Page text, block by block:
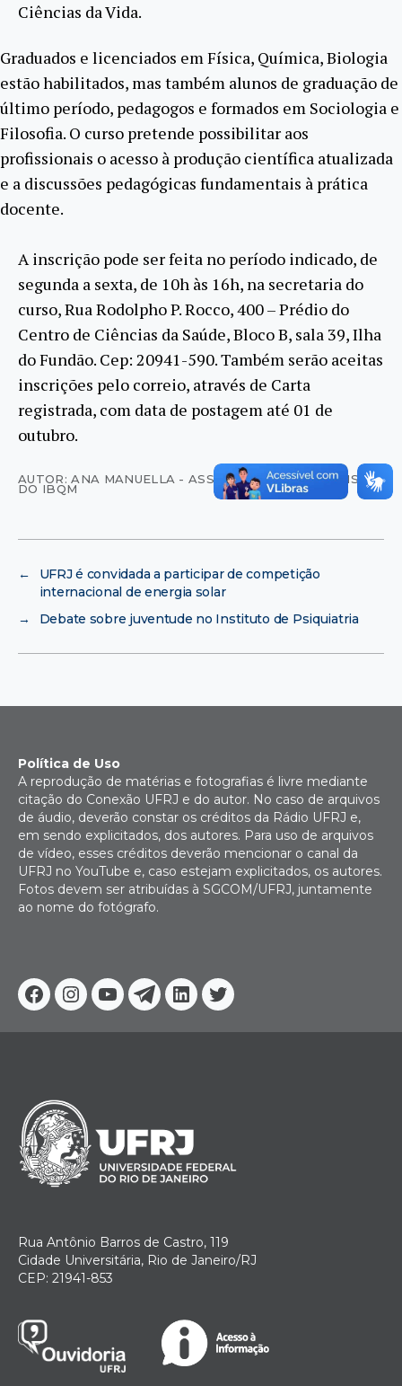
Ciências da Vida.
Graduados e licenciados em Física, Química, Biologia
estão habilitados, mas também alunos de graduação de
último período, pedagogos e formados em Sociologia e
Filosofia. O curso pretende possibilitar aos
profissionais o acesso à produção científica atualizada
e a discussões pedagógicas fundamentais à prática
docente.
A inscrição pode ser feita no período indicado, de
segunda a sexta, de 10h às 16h, na secretaria do
curso, Rua Rodolpho P. Rocco, 400 – Prédio do
Centro de Ciências da Saúde, Bloco B, sala 39, Ilha
do Fundão. Cep: 20941-590. Também serão aceitas
inscrições pelo correio, através de Carta
registrada, com data de postagem até 01 de
outubro.
AUTOR: ANA MANUELLA - ASSESSORIA DE IMPRENSA
DO IBQM
←
UFRJ é convidada a participar de competição
internacional de energia solar
→
Debate sobre juventude no Instituto de Psiquiatria
Facebook
Instagram
YoutubeTelegram
Linkedin
Twitter
Política de Uso
A reprodução de matérias e fotografias é livre mediante
citação do Conexão UFRJ e do autor. No caso de arquivos
de áudio, deverão constar os créditos da Rádio UFRJ e,
em sendo explicitados, dos autores. Para uso de arquivos
de vídeo, esses créditos deverão mencionar o canal da
UFRJ no YouTube e, caso estejam explicitados, os autores.
Fotos devem ser atribuídas à SGCOM/UFRJ, juntamente
ao nome do fotógrafo.
Rua Antônio Barros de Castro, 119
Cidade Universitária, Rio de Janeiro/RJ
CEP: 21941-853